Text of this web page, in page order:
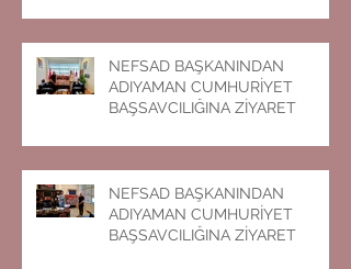
NEFSAD BAŞKANINDAN
ADIYAMAN CUMHURİYET
BAŞSAVCILIĞINA ZİYARET
NEFSAD BAŞKANINDAN
ADIYAMAN CUMHURİYET
BAŞSAVCILIĞINA ZİYARET